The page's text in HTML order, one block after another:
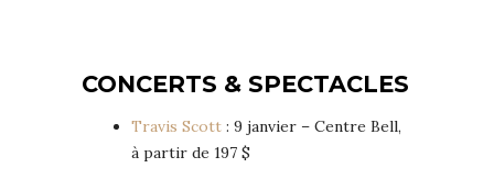
CONCERTS & SPECTACLES
Travis Scott : 9 janvier – Centre Bell,
à partir de 197 $